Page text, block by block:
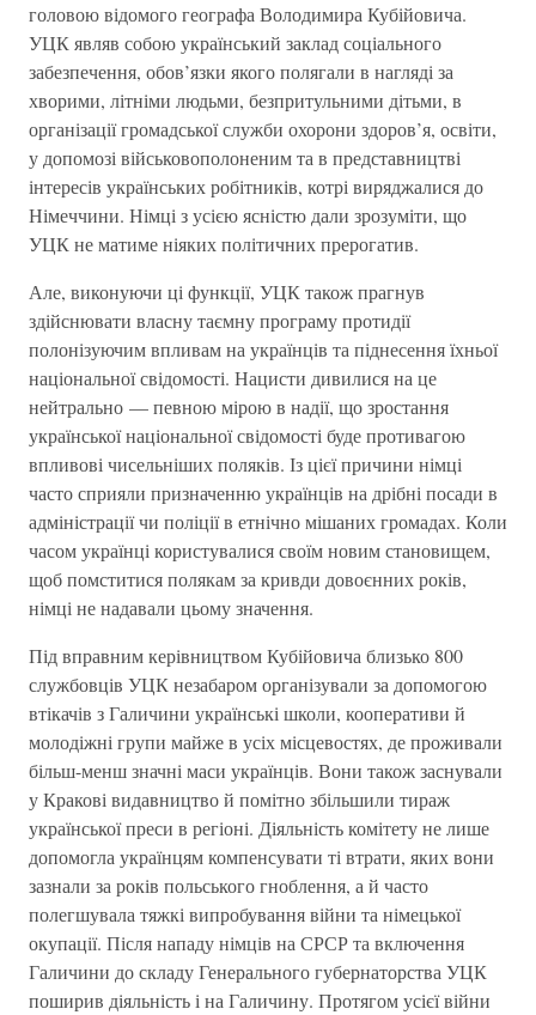
головою відомого географа Володимира Кубійовича.
УЦК являв собою український заклад соціального
забезпечення, обов’язки якого полягали в нагляді за
хворими, літніми людьми, безпритульними дітьми, в
організації громадської служби охорони здоров’я, освіти,
у допомозі військовополоненим та в представництві
інтересів українських робітників, котрі виряджалися до
Німеччини. Німці з усією ясністю дали зрозуміти, що
УЦК не матиме ніяких політичних прерогатив.
Але, виконуючи ці функції, УЦК також прагнув
здійснювати власну таємну програму протидії
полонізуючим впливам на українців та піднесення їхньої
національної свідомості. Нацисти дивилися на це
нейтрально — певною мірою в надії, що зростання
української національної свідомості буде противагою
впливові чисельніших поляків. Із цієї причини німці
часто сприяли призначенню українців на дрібні посади в
адміністрації чи поліції в етнічно мішаних громадах. Коли
часом українці користувалися своїм новим становищем,
щоб помститися полякам за кривди довоєнних років,
німці не надавали цьому значення.
Під вправним керівництвом Кубійовича близько 800
службовців УЦК незабаром організували за допомогою
втікачів з Галичини українські школи, кооперативи й
молодіжні групи майже в усіх місцевостях, де проживали
більш-менш значні маси українців. Вони також заснували
у Кракові видавництво й помітно збільшили тираж
української преси в регіоні. Діяльність комітету не лише
допомогла українцям компенсувати ті втрати, яких вони
зазнали за років польського гноблення, а й часто
полегшувала тяжкі випробування війни та німецької
окупації. Після нападу німців на СРСР та включення
Галичини до складу Генерального губернаторства УЦК
поширив діяльність і на Галичину. Протягом усієї війни